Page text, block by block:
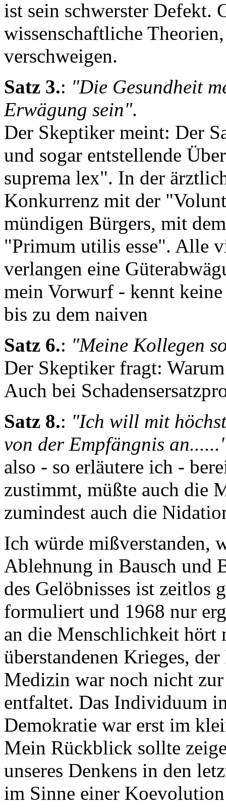
ist sein schwerster Defekt.
wissenschaftliche
verschweigen.
Satz 3.: "Die Gesundheit
Erwägung sein".
Der Skeptiker meint: Der
und sogar entstellende
suprema lex". In der
Konkurrenz mit der
mündigen Bürgers, mit
"Primum utilis esse". Alle
verlangen eine
mein Vorwurf - kennt
bis zu dem naiven
Satz 6.: "Meine Kollegen
Der Skeptiker fragt:
Auch bei
Satz 8.: "Ich will mit
von der Empfängnis
also - so erläutere ich -
zustimmt, müßte auch die
zumindest auch die
Ich würde mißverstanden,
Ablehnung in Bausch und
des Gelöbnisses ist zeitlos
formuliert und 1968 nur
an die Menschlichkeit hört
überstandenen Krieges,
Medizin war noch nicht
entfaltet. Das Individuum
Demokratie war erst im
Mein Rückblick sollte
unseres Denkens in den
im Sinne einer